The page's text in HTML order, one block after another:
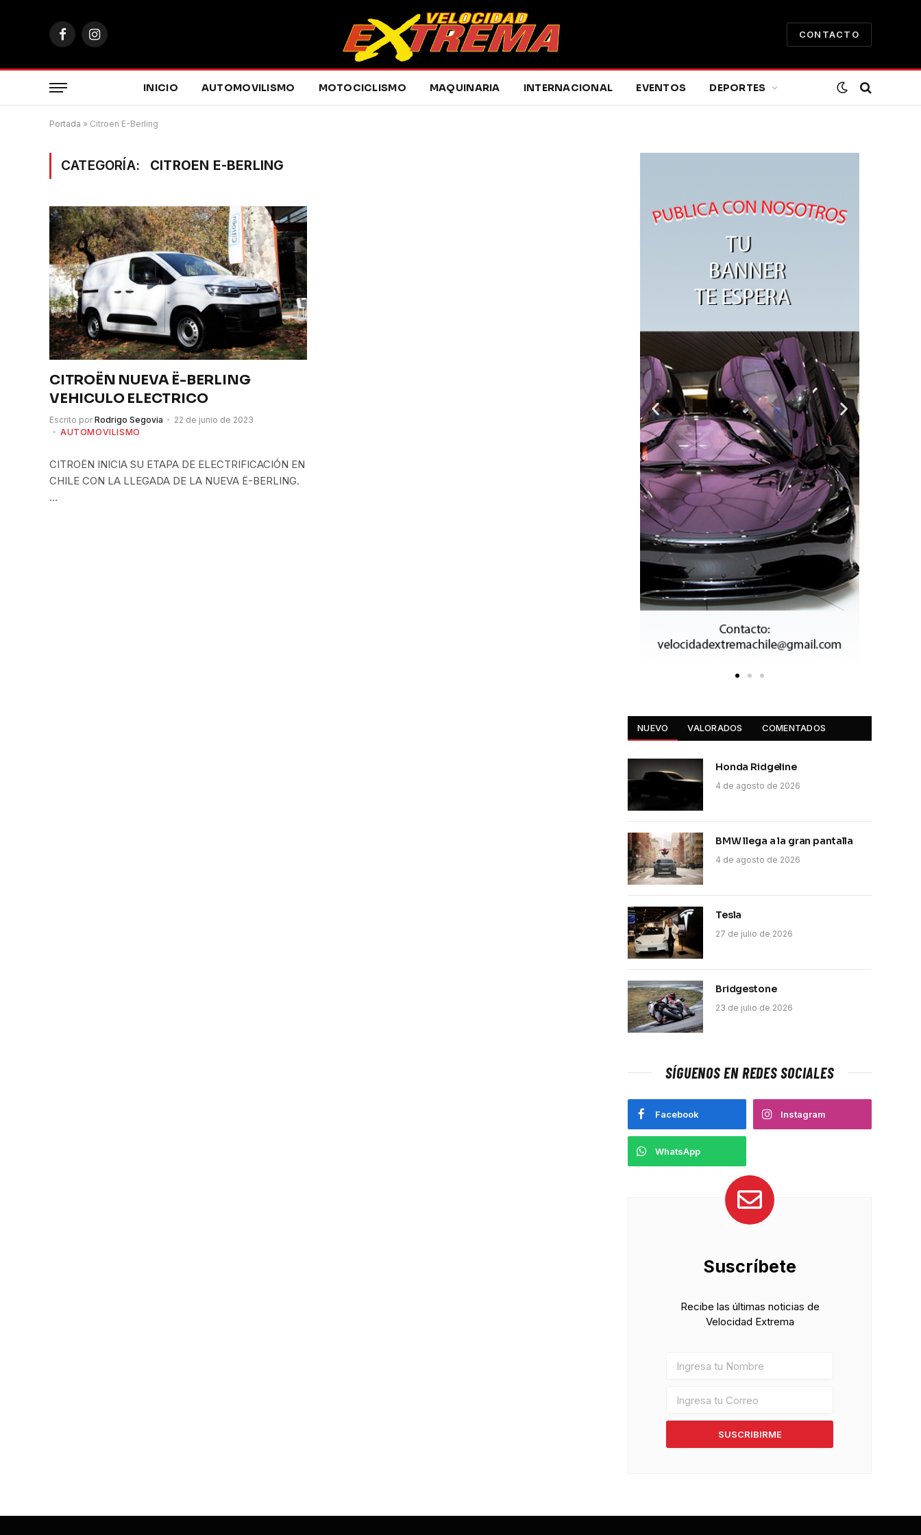
FacebookInstagram
CONTACTO
INICIO AUTOMOVILISMO MOTOCICLISMO MAQUINARIA INTERNACIONAL EVENTOS DEPORTES
Portada » Citroen E-Berling
CATEGORÍA: CITROEN E-BERLING
CITROËN NUEVA Ë-BERLING
VEHICULO ELECTRICO
Escrito por Rodrigo Segovia
22 de junio de 2023
AUTOMOVILISMO
CITROËN INICIA SU ETAPA DE ELECTRIFICACIÓN EN
CHILE CON LA LLEGADA DE LA NUEVA Ë-BERLING.
…
NUEVO VALORADOS COMENTADOS
Honda Ridgeline
4 de agosto de 2026
BMW llega a la gran pantalla
4 de agosto de 2026
Tesla
27 de julio de 2026
Bridgestone
23 de julio de 2026
SÍGUENOS EN REDES SOCIALES
Facebook Instagram
WhatsApp
Suscríbete
Recibe las últimas noticias de
Velocidad Extrema
SUSCRIBIRME